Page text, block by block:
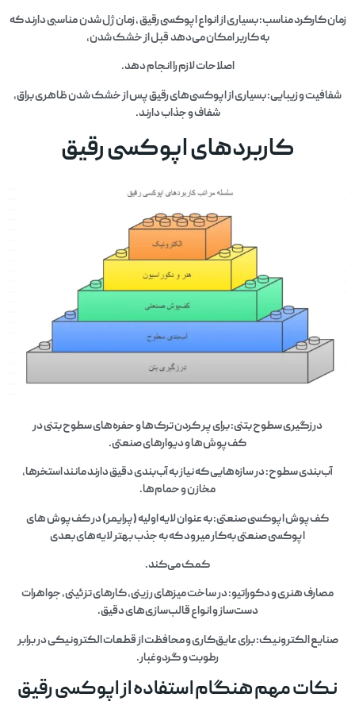
زمان کارکرد مناسب: بسیاری از انواع اپوکسی رقیق ، زمان ژل شدن مناسبی دارند که
به کاربر امکان می‌دهد قبل از خشک شدن،
اصلاحات لازم را انجام دهد.
شفافیت و زیبایی: بسیاری از اپوکسی‌های رقیق پس از خشک شدن ظاهری براق،
شفاف و جذاب دارند.
کاربردهای اپوکسی رقیق
درزگیری سطوح بتنی: برای پر کردن ترک‌ها و حفره‌های سطوح بتنی در
کف‌پوش‌ها و دیوارهای صنعتی.
آب‌بندی سطوح: در سازه‌هایی که نیاز به آب‌بندی دقیق دارند مانند استخرها،
مخازن و حمام‌ها.
کف‌پوش اپوکسی صنعتی: به عنوان لایه اولیه (پرایمر) در کف‌پوش‌ های
اپوکسی صنعتی به‌کار میرود که به جذب بهتر لایه‌های بعدی
کمک می‌کند.
مصارف هنری و دکوراتیو: در ساخت میزهای رزینی، کارهای تزئینی، جواهرات
دست‌ساز و انواع قالب‌سازی‌های دقیق.
صنایع الکترونیک: برای عایق‌کاری و محافظت از قطعات الکترونیکی در برابر
رطوبت و گردوغبار.
نکات مهم هنگام استفاده از اپوکسی رقیق